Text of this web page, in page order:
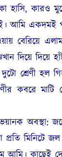
কারও
আমি একদমই
বেরিয়ে
দিয়ে দিয়ে
শ্রেণী হল
কবরে মাটি
মিনিটে জল